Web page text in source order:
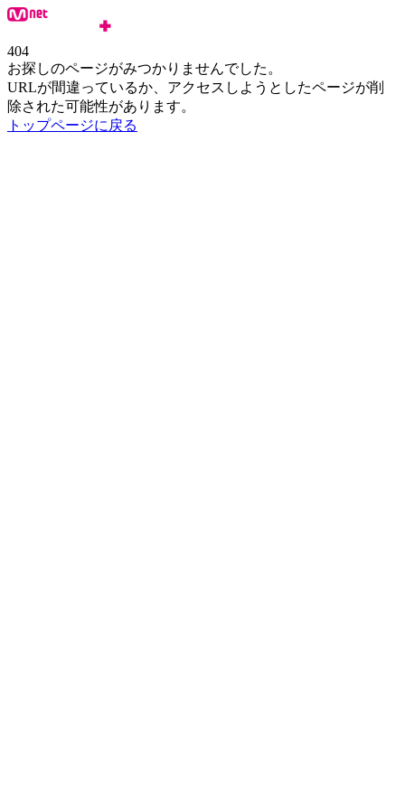
404
お探しのページがみつかりませんでした。
URLが間違っているか、アクセスしようとしたページが削
除された可能性があります。
トップページに戻る